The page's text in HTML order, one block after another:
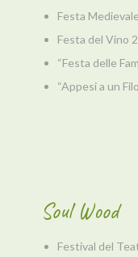
Festa
Festa del Vino
“Festa delle
“Appesi a un
Soul Wood
Festival del